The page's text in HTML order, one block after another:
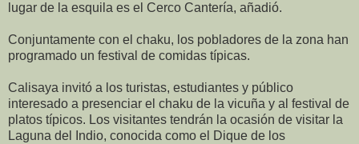
lugar de la esquila es el Cerco Cantería, añadió.
Conjuntamente con el chaku, los pobladores de la zona han
programado un festival de comidas típicas.
Calisaya invitó a los turistas, estudiantes y público
interesado a presenciar el chaku de la vicuña y al festival de
platos típicos. Los visitantes tendrán la ocasión de visitar la
Laguna del Indio, conocida como el Dique de los